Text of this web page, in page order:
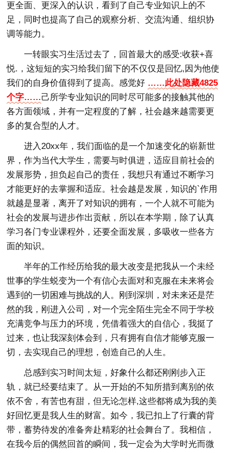
更全面、更深入的认识，看到了自己专业知识上的不
足，同时也提高了自己的观察分析、交流沟通、组织协
调等能力。
一转眼实习生活过去了，回首最大的感受:收获+喜
悦.，这短短的实习给我们留下的不仅仅是回忆,因为他使
我们的自身价值得到了提高。感觉好 ……此处隐藏4825
个字……己所学专业知识的同时尽可能多的接触其他的
各方面领域，并有一定程度的了解，社会越来越需要更
多的复合型的人才。
进入20xx年，我们面临的是一个加速变化的崭新世
界，作为当代大学生，需要与时俱进，适应目前社会的
发展形势，担负起自己的责任，我想只有通过不断学习
才能更好的去掌握和适应。社会越是发展，知识的`作用
就越是显著，离开了对知识的拥有，一个人就不可能为
社会的发展与进步作出贡献，所以在本学期，除了认真
学习各门专业课程外，还要全面发展，多吸收一些各方
面的知识。
半年的工作经历给我的最大改变是把我从一个未经
世事的学生蜕变为一个有信心去面对和克服在未来将会
遇到的一切困难与挑战的人。刚到深圳，对未来还是茫
然的我，刚进入公司，对一个完全陌生完全不同于学校
充满竞争与压力的环境，凭借着强大的自信心，我挺了
过来，也让我深刻体会到，只有拥有自信才能够克服一
切，去实现自己的理想，创造自己的人生。
总感到实习时间太短，好象什么都还刚刚步入正
轨，就已经要结束了。从一开始的不知所措到离别的依
依不舍，有苦也有甜，但无论怎样,这些都将成为我的美
好回忆更是我人生的财富。如今，我已扣上了行囊的背
带，蓄势待发的准备奔赴精彩的社会舞台了。我相信，
在我今后的偶然回首的瞬间，我一定会为大学时光而微